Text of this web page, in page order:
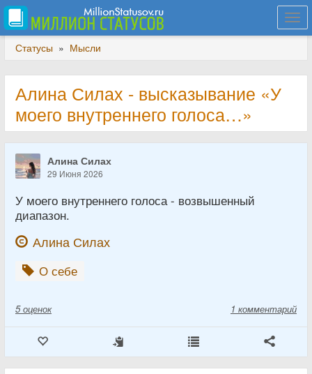
Статусы » Мысли
Алина Силах - высказывание «У
моего внутреннего голоса…»
Алина Силах
29 Июня 2026
У моего внутреннего голоса - возвышенный
диапазон.
Алина Силах
О себе
5 оценок 1 комментарий